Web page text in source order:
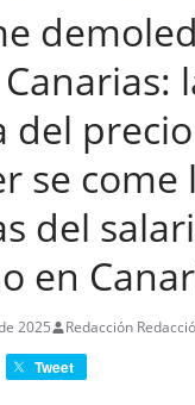
del
se come
del
en
2025 Redacción
Tweet